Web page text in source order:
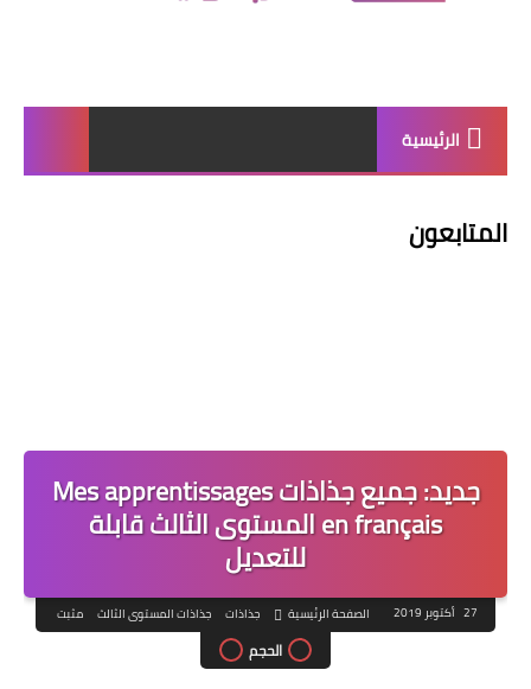
الرئيسية
المتابعون
جديد: جميع جذاذات Mes apprentissages
en français المستوى الثالث قابلة
للتعديل
27 أكتوبر 2019 الصفحة الرئيسية جذاذات جذاذات المستوى الثالث مثبت
الحجم